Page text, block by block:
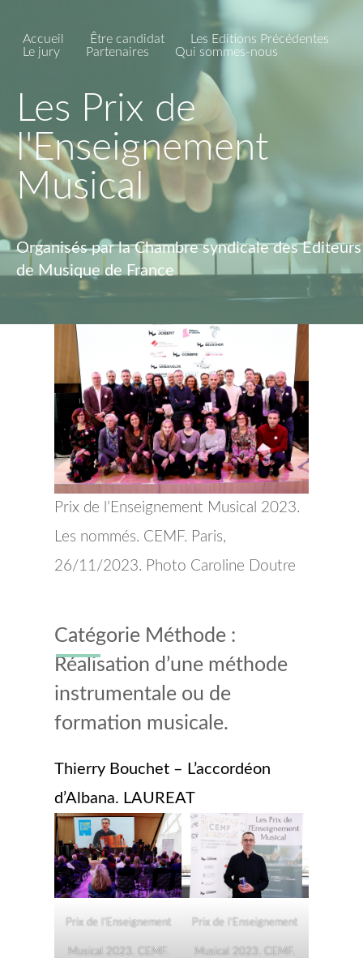
Accueil Être candidat
Les Editions Précédentes
Le jury
Partenaires Qui sommes-nous
Les Prix de
l'Enseignement
Musical
Organisés par la Chambre syndicale des Editeurs
de Musique de France
Prix de l’Enseignement Musical 2023.
Les nommés. CEMF. Paris,
26/11/2023. Photo Caroline Doutre
Catégorie Méthode :
Réalisation d’une méthode
instrumentale ou de
formation musicale.
Thierry Bouchet – L’accordéon
d’Albana. LAUREAT
Prix de l’Enseignement
Musical 2023. CEMF.
Prix de l’Enseignement
Musical 2023. CEMF.